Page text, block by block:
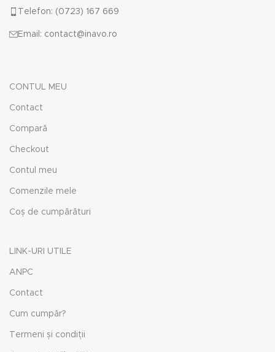
Telefon: (0723) 167 669
Email: contact@inavo.ro
CONTUL MEU
Contact
Compară
Checkout
Contul meu
Comenzile mele
Coș de cumpărături
LINK-URI UTILE
ANPC
Contact
Cum cumpăr?
Termeni și condiții